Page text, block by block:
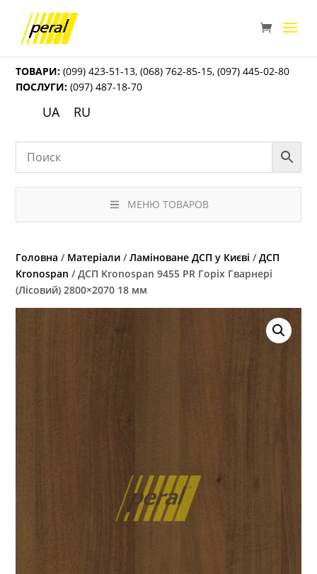
ТОВАРИ: (099) 423-51-13,(068) 762-85-15,(097) 445-02-80
ПОСЛУГИ: (097) 487-18-70
UA RU
МЕНЮ ТОВАРОВ
Головна / Матеріали /Ламіноване ДСП у Києві /ДСП
Kronospan / ДСП Kronospan 9455 PR Горіх Гварнері
(Лісовий) 2800×2070 18 мм